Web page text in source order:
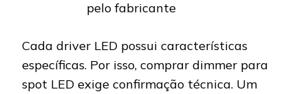
pelo fabricante
Cada driver LED possui características
específicas. Por isso, comprar dimmer para
spot LED exige confirmação técnica. Um